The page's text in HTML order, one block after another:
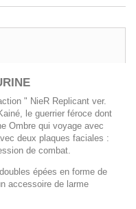
" NieR Replicant ver.
le guerrier féroce dont
Ombre qui voyage avec
deux plaques faciales :
de combat.
épées en forme de
accessoire de larme